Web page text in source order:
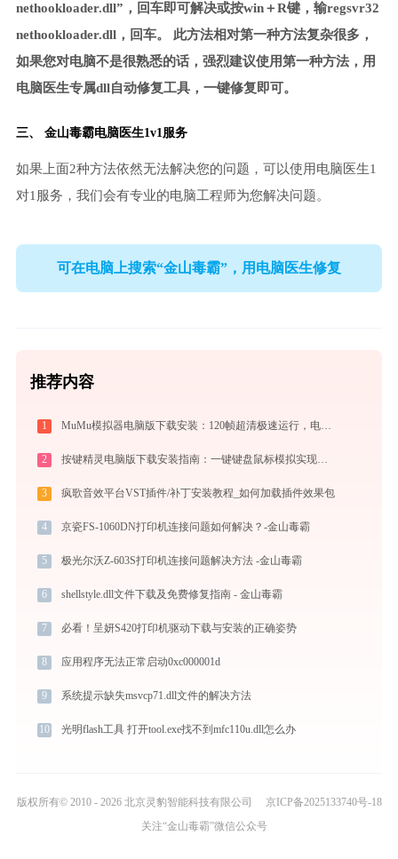
nethookloader.dll”，回车即可解决或按win＋R键，输regsvr32
nethookloader.dll，回车。 此方法相对第一种方法复杂很多，
如果您对电脑不是很熟悉的话，强烈建议使用第一种方法，用
电脑医生专属dll自动修复工具，一键修复即可。
三、 金山毒霸电脑医生1v1服务
如果上面2种方法依然无法解决您的问题，可以使用电脑医生1
对1服务，我们会有专业的电脑工程师为您解决问题。
可在电脑上搜索“金山毒霸”，用电脑医生修复
推荐内容
1 MuMu模拟器电脑版下载安装：120帧超清极速运行，电脑玩手游的装机必备神器
2 按键精灵电脑版下载安装指南：一键键盘鼠标模拟实现电脑自动办公与挂机
3 疯歌音效平台VST插件/补丁安装教程_如何加载插件效果包
4 京瓷FS-1060DN打印机连接问题如何解决？-金山毒霸
5 极光尔沃Z-603S打印机连接问题解决方法 -金山毒霸
6 shellstyle.dll文件下载及免费修复指南 - 金山毒霸
7 必看！呈妍S420打印机驱动下载与安装的正确姿势
8 应用程序无法正常启动0xc000001d
9 系统提示缺失msvcp71.dll文件的解决方法
10 光明flash工具 打开tool.exe找不到mfc110u.dll怎么办
版权所有© 2010 - 2026 北京灵豹智能科技有限公司
京ICP备2025133740号-18
关注“金山毒霸”微信公众号